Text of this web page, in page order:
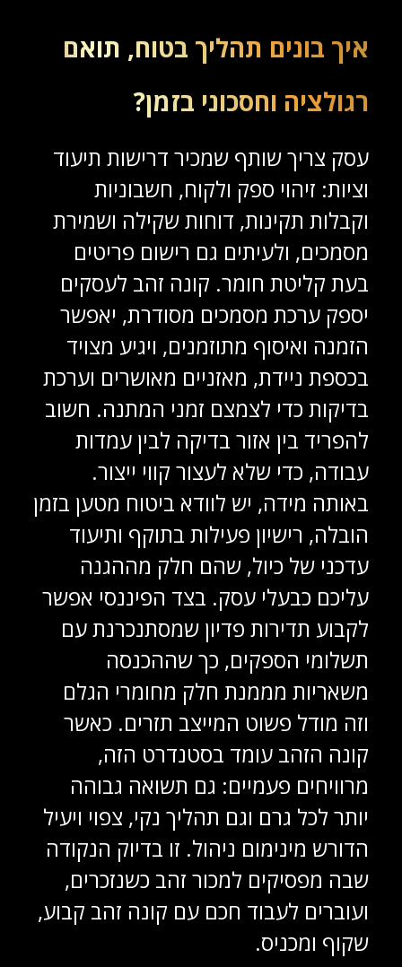
איך בונים תהליך בטוח, תואם
רגולציה וחסכוני בזמן?
עסק צריך שותף שמכיר דרישות תיעוד
וציות: זיהוי ספק ולקוח, חשבוניות
וקבלות תקינות, דוחות שקילה ושמירת
מסמכים, ולעיתים גם רישום פריטים
בעת קליטת חומר. קונה זהב לעסקים
יספק ערכת מסמכים מסודרת, יאפשר
הזמנה ואיסוף מתוזמנים, ויגיע מצויד
בכספת ניידת, מאזניים מאושרים וערכת
בדיקות כדי לצמצם זמני המתנה. חשוב
להפריד בין אזור בדיקה לבין עמדות
עבודה, כדי שלא לעצור קווי ייצור.
באותה מידה, יש לוודא ביטוח מטען בזמן
הובלה, רישיון פעילות בתוקף ותיעוד
עדכני של כיול, שהם חלק מההגנה
עליכם כבעלי עסק. בצד הפיננסי אפשר
לקבוע תדירות פדיון שמסתנכרנת עם
תשלומי הספקים, כך שההכנסה
משאריות מממנת חלק מחומרי הגלם
וזה מודל פשוט המייצב תזרים. כאשר
קונה הזהב עומד בסטנדרט הזה,
מרוויחים פעמיים: גם תשואה גבוהה
יותר לכל גרם וגם תהליך נקי, צפוי ויעיל
הדורש מינימום ניהול. זו בדיוק הנקודה
שבה מפסיקים למכור זהב כשנזכרים,
ועוברים לעבוד חכם עם קונה זהב קבוע,
שקוף ומכניס.